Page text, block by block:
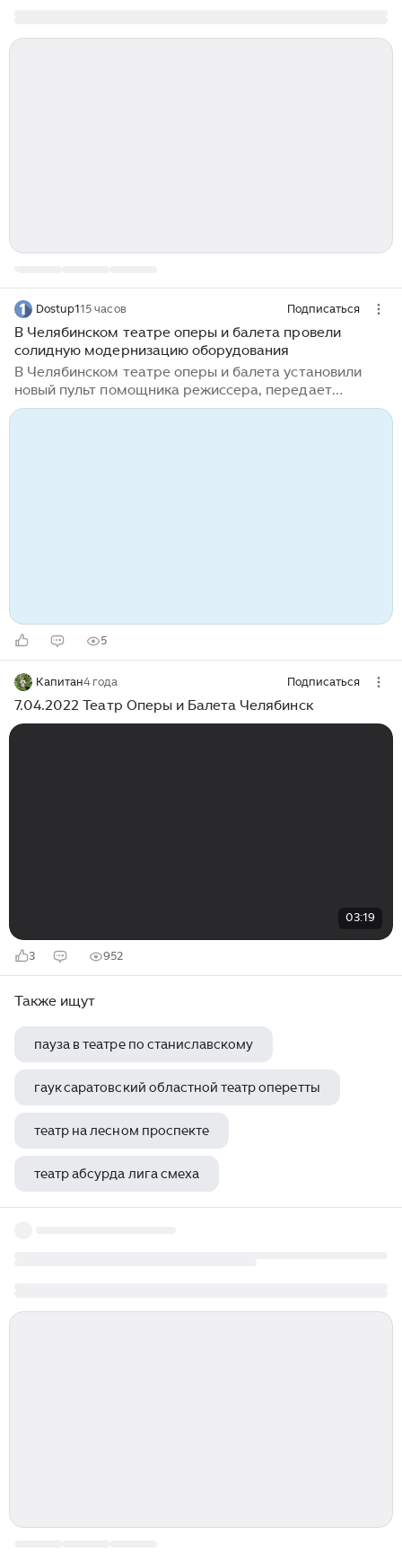
Dostup115 часов Подписаться
В Челябинском театре оперы и балета провели
солидную модернизацию оборудования
В Челябинском театре оперы и балета установили
новый пульт помощника режиссера, передает
корреспондент Агентства новостей «Доступ».
5
Капитан4 года Подписаться
7.04.2022 Театр Оперы и Балета Челябинск
03:19
3 952
Также ищут
пауза в театре по станиславскому
гаук саратовский областной театр оперетты
театр на лесном проспекте
театр абсурда лига смеха